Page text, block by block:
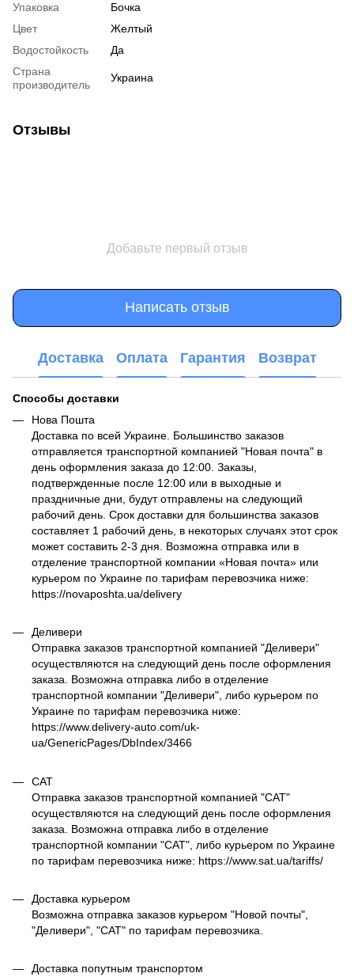
Упаковка
Бочка
Цвет
Желтый
Водостойкость
Да
Страна
производитель
Украина
Отзывы
Добавьте первый отзыв
Написать отзыв
Доставка Оплата Гарантия Возврат
Способы доставки
Нова Пошта
Доставка по всей Украине. Большинство заказов
отправляется транспортной компанией "Новая почта" в
день оформления заказа до 12:00. Заказы,
подтвержденные после 12:00 или в выходные и
праздничные дни, будут отправлены на следующий
рабочий день. Срок доставки для большинства заказов
составляет 1 рабочий день, в некоторых случаях этот срок
может составить 2-3 дня. Возможна отправка или в
отделение транспортной компании «Новая почта» или
курьером по Украине по тарифам перевозчика ниже:
https://novaposhta.ua/delivery
Деливери
Отправка заказов транспортной компанией "Деливери"
осуществляются на следующий день после оформления
заказа. Возможна отправка либо в отделение
транспортной компании "Деливери", либо курьером по
Украине по тарифам перевозчика ниже:
https://www.delivery-auto.com/uk-
ua/GenericPages/DbIndex/3466
САТ
Отправка заказов транспортной компанией "САТ"
осуществляются на следующий день после оформления
заказа. Возможна отправка либо в отделение
транспортной компании "САТ", либо курьером по Украине
по тарифам перевозчика ниже: https://www.sat.ua/tariffs/
Доставка курьером
Возможна отправка заказов курьером "Новой почты",
"Деливери", "САТ" по тарифам перевозчика.
Доставка попутным транспортом